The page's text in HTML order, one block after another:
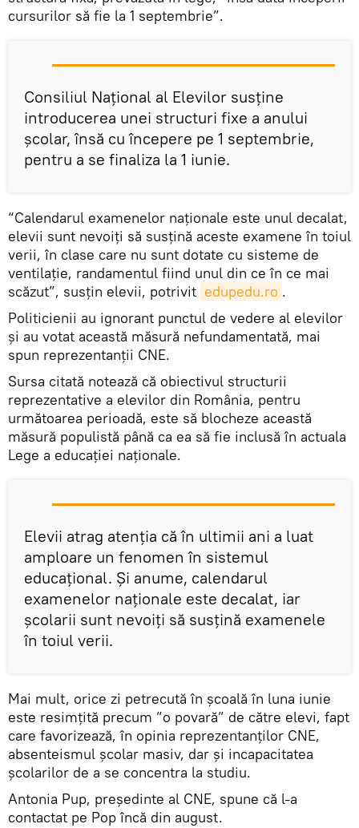
cursurilor să fie la 1 septembrie”.
Consiliul Național al Elevilor susține
introducerea unei structuri fixe a anului
școlar, însă cu începere pe 1 septembrie,
pentru a se finaliza la 1 iunie.
“Calendarul examenelor naționale este unul decalat,
elevii sunt nevoiți să susțină aceste examene în toiul
verii, în clase care nu sunt dotate cu sisteme de
ventilație, randamentul fiind unul din ce în ce mai
scăzut”, susțin elevii, potrivit edupedu.ro .
Politicienii au ignorant punctul de vedere al elevilor
și au votat această măsură nefundamentată, mai
spun reprezentanții CNE.
Sursa citată notează că obiectivul structurii
reprezentative a elevilor din România, pentru
următoarea perioadă, este să blocheze această
măsură populistă până ca ea să fie inclusă în actuala
Lege a educației naționale.
Elevii atrag atenția că în ultimii ani a luat
amploare un fenomen în sistemul
educațional. Și anume, calendarul
examenelor naționale este decalat, iar
școlarii sunt nevoiți să susțină examenele
în toiul verii.
Mai mult, orice zi petrecută în școală în luna iunie
este resimțită precum ”o povară” de către elevi, fapt
care favorizează, în opinia reprezentanților CNE,
absenteismul școlar masiv, dar și incapacitatea
școlarilor de a se concentra la studiu.
Antonia Pup, președinte al CNE, spune că l-a
contactat pe Pop încă din august.